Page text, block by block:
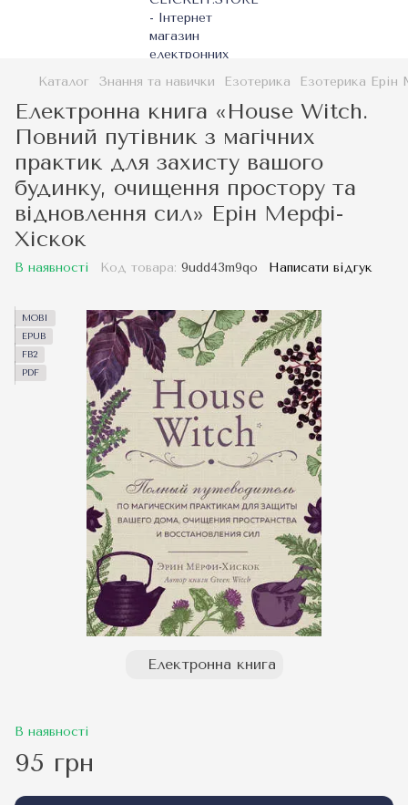
Каталог Знання та навички Езотерика Езотерика
Електронна книга «House Witch.
Повний путівник з магічних
практик для захисту вашого
будинку, очищення простору та
відновлення сил» Ерін Мерфі-
Хіскок
В наявності Код товара: 9udd43m9qo Написати відгук
MOBI
EPUB
FB2
PDF
Електронна книга
В наявності
95 грн